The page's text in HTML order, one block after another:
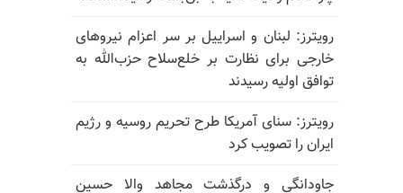
رویترز: لبنان و اسراییل بر سر اعزام نیروهای
خارجی برای نظارت بر خلع‌سلاح حزب‌الله به
توافق اولیه رسیدند
رویترز: سنای آمریکا طرح تحریم روسیه و رژیم
ایران را تصویب کرد
جاودانگی و درگذشت مجاهد والا حسین